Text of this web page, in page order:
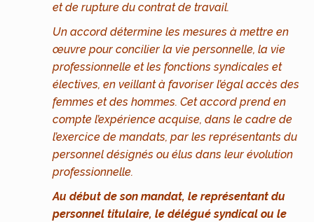
et de rupture du contrat de travail.
Un accord détermine les mesures à mettre en
œuvre pour concilier la vie personnelle, la vie
professionnelle et les fonctions syndicales et
électives, en veillant à favoriser l’égal accès des
femmes et des hommes. Cet accord prend en
compte l’expérience acquise, dans le cadre de
l’exercice de mandats, par les représentants du
personnel désignés ou élus dans leur évolution
professionnelle.
Au début de son mandat, le représentant du
personnel titulaire, le délégué syndical ou le